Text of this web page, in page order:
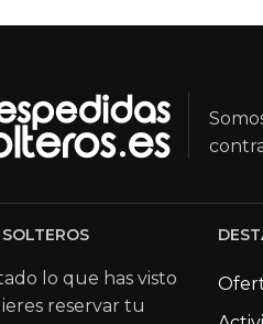
lo que has visto
reservar tu